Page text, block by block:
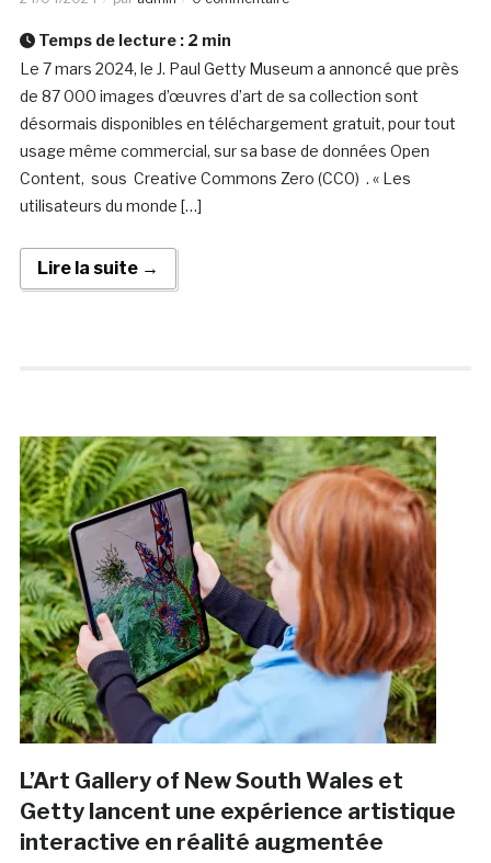
Temps de lecture : 2 min
Le 7 mars 2024, le J. Paul Getty Museum a annoncé que près
de 87 000 images d’œuvres d’art de sa collection sont
désormais disponibles en téléchargement gratuit, pour tout
usage même commercial, sur sa base de données Open
Content, sous Creative Commons Zero (CC0) . « Les
utilisateurs du monde […]
Lire la suite →
L’Art Gallery of New South Wales et
Getty lancent une expérience artistique
interactive en réalité augmentée